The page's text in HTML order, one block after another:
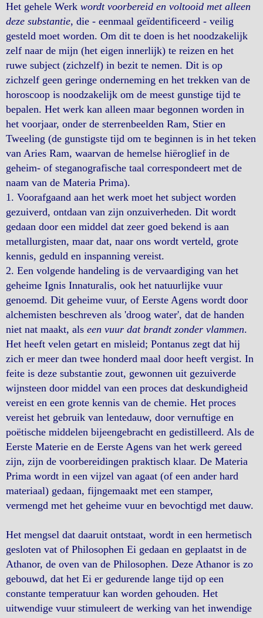
Het gehele Werk wordt voorbereid en voltooid met alleen
deze substantie, die - eenmaal geïdentificeerd - veilig
gesteld moet worden. Om dit te doen is het noodzakelijk
zelf naar de mijn (het eigen innerlijk) te reizen en het
ruwe subject (zichzelf) in bezit te nemen. Dit is op
zichzelf geen geringe onderneming en het trekken van de
horoscoop is noodzakelijk om de meest gunstige tijd te
bepalen. Het werk kan alleen maar begonnen worden in
het voorjaar, onder de sterrenbeelden Ram, Stier en
Tweeling (de gunstigste tijd om te beginnen is in het teken
van Aries Ram, waarvan de hemelse hiëroglief in de
geheim- of steganografische taal correspondeert met de
naam van de Materia Prima).
1. Voorafgaand aan het werk moet het subject worden
gezuiverd, ontdaan van zijn onzuiverheden. Dit wordt
gedaan door een middel dat zeer goed bekend is aan
metallurgisten, maar dat, naar ons wordt verteld, grote
kennis, geduld en inspanning vereist.
2. Een volgende handeling is de vervaardiging van het
geheime Ignis Innaturalis, ook het natuurlijke vuur
genoemd. Dit geheime vuur, of Eerste Agens wordt door
alchemisten beschreven als 'droog water', dat de handen
niet nat maakt, als een vuur dat brandt zonder vlammen.
Het heeft velen getart en misleid; Pontanus zegt dat hij
zich er meer dan twee honderd maal door heeft vergist. In
feite is deze substantie zout, gewonnen uit gezuiverde
wijnsteen door middel van een proces dat deskundigheid
vereist en een grote kennis van de chemie. Het proces
vereist het gebruik van lentedauw, door vernuftige en
poëtische middelen bijeengebracht en gedistilleerd. Als de
Eerste Materie en de Eerste Agens van het werk gereed
zijn, zijn de voorbereidingen praktisch klaar. De Materia
Prima wordt in een vijzel van agaat (of een ander hard
materiaal) gedaan, fijngemaakt met een stamper,
vermengd met het geheime vuur en bevochtigd met dauw.
Het mengsel dat daaruit ontstaat, wordt in een hermetisch
gesloten vat of Philosophen Ei gedaan en geplaatst in de
Athanor, de oven van de Philosophen. Deze Athanor is zo
gebouwd, dat het Ei er gedurende lange tijd op een
constante temperatuur kan worden gehouden. Het
uitwendige vuur stimuleert de werking van het inwendige